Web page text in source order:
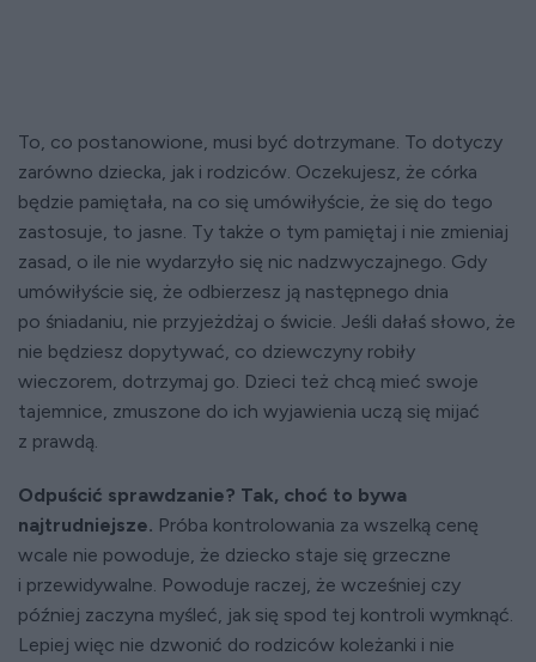
To, co postanowione, musi być dotrzymane. To dotyczy
zarówno dziecka, jak i rodziców. Oczekujesz, że córka
będzie pamiętała, na co się umówiłyście, że się do tego
zastosuje, to jasne. Ty także o tym pamiętaj i nie zmieniaj
zasad, o ile nie wydarzyło się nic nadzwyczajnego. Gdy
umówiłyście się, że odbierzesz ją następnego dnia
po śniadaniu, nie przyjeżdżaj o świcie. Jeśli dałaś słowo, że
nie będziesz dopytywać, co dziewczyny robiły
wieczorem, dotrzymaj go. Dzieci też chcą mieć swoje
tajemnice, zmuszone do ich wyjawienia uczą się mijać
z prawdą.
Odpuścić sprawdzanie? Tak, choć to bywa
najtrudniejsze. Próba kontrolowania za wszelką cenę
wcale nie powoduje, że dziecko staje się grzeczne
i przewidywalne. Powoduje raczej, że wcześniej czy
później zaczyna myśleć, jak się spod tej kontroli wymknąć.
Lepiej więc nie dzwonić do rodziców koleżanki i nie